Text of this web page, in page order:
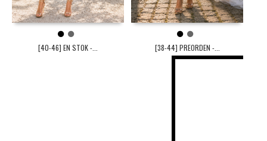
1 2
[40-46] EN STOK -...
1 2
[38-44] PREORDEN -...